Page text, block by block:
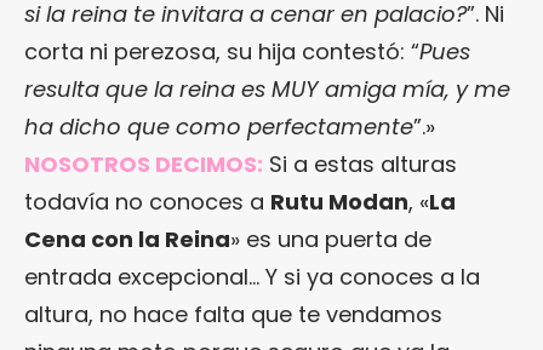
si la reina te invitara a cenar en palacio?”. Ni
corta ni perezosa, su hija contestó: “Pues
resulta que la reina es MUY amiga mía, y me
ha dicho que como perfectamente”.»
NOSOTROS DECIMOS: Si a estas alturas
todavía no conoces a Rutu Modan, «La
Cena con la Reina» es una puerta de
entrada excepcional… Y si ya conoces a la
altura, no hace falta que te vendamos